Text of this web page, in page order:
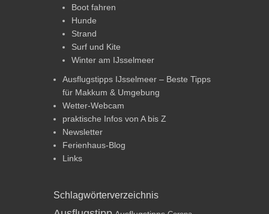
Boot fahren
Hunde
Strand
Surf und Kite
Winter am IJsselmeer
Ausflugstipps IJsselmeer – Beste Tipps
für Makkum & Umgebung
Wetter-Webcam
praktische Infos von A bis Z
Newsletter
Ferienhaus-Blog
Links
Schlagwörterverzeichnis